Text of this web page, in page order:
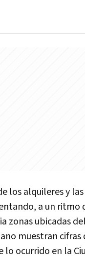
los alquileres y
a un ritmo
zonas ubicadas
muestran cifras
lo ocurrido en la